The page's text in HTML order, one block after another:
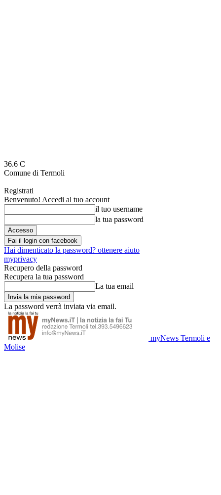
36.6 C
Comune di Termoli
Registrati
Benvenuto! Accedi al tuo account
il tuo username
la tua password
Fai il login con facebook
Hai dimenticato la password? ottenere aiuto
myprivacy
Recupero della password
Recupera la tua password
La tua email
La password verrà inviata via email.
myNews Termoli e
Molise